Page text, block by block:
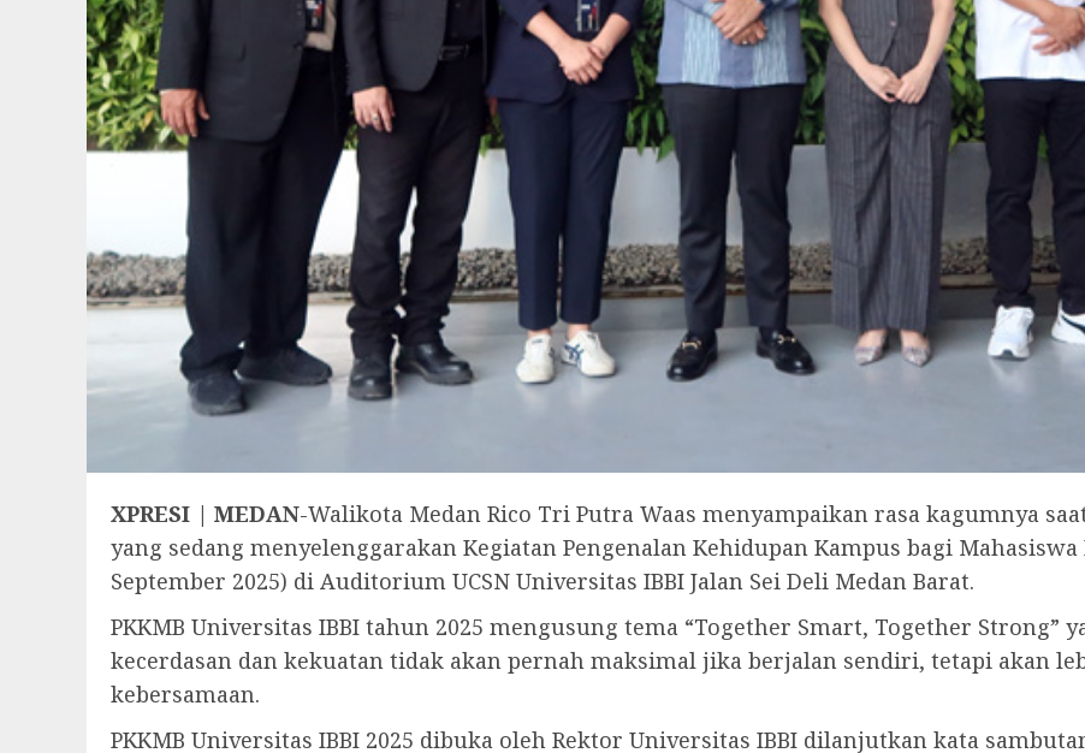
XPRESI | MEDAN-Walikota Medan Rico Tri Putra Waas menyampaikan rasa kagumnya
yang sedang menyelenggarakan Kegiatan Pengenalan Kehidupan Kampus bagi Mahasiswa
September 2025) di Auditorium UCSN Universitas IBBI Jalan Sei Deli Medan Barat.
PKKMB Universitas IBBI tahun 2025 mengusung tema “Together Smart, Together Strong”
kecerdasan dan kekuatan tidak akan pernah maksimal jika berjalan sendiri, tetapi akan
kebersamaan.
PKKMB Universitas IBBI 2025 dibuka oleh Rektor Universitas IBBI dilanjutkan kata